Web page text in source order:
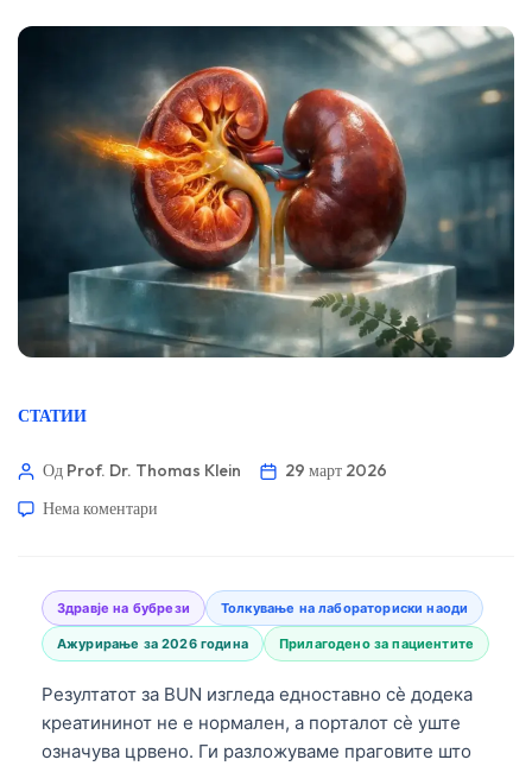
СТАТИИ
Од Prof. Dr. Thomas Klein
29 март 2026
Нема коментари
Здравје на бубрези Толкување на лабораториски наоди
Ажурирање за 2026 година Прилагодено за пациентите
Резултатот за BUN изгледа едноставно сè додека
креатининот не е нормален, а порталот сè уште
означува црвено. Ги разложуваме праговите што